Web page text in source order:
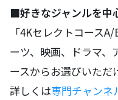
■好きなジャンルを中
「4Kセレクトコース
ーツ、映画、ドラマ、
ースからお選びいただ
詳しくは専門チャンネ